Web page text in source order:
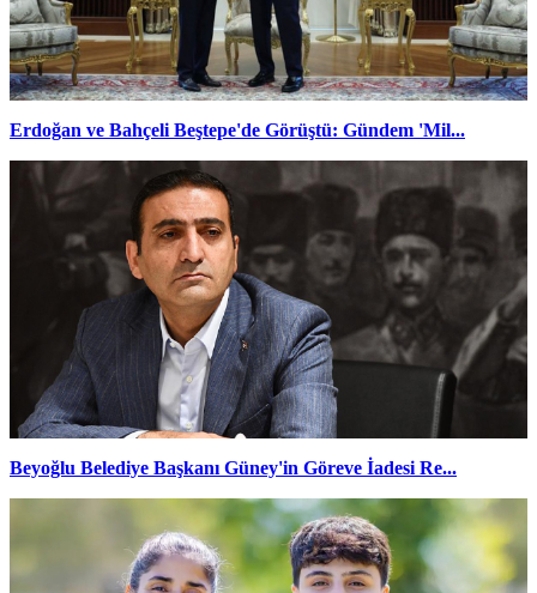
Erdoğan ve Bahçeli Beştepe'de Görüştü: Gündem 'Mil...
Beyoğlu Belediye Başkanı Güney'in Göreve İadesi Re...